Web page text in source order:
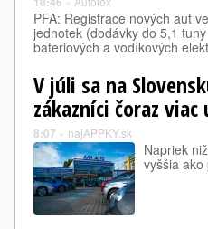
PFA: Registrace nových aut
jednotek (dodávky do 5,1
bateriových a vodíkových
V júli sa na
zákazníci čoraz
8:07 » najAPPKY.sk
Napriek
vyššia